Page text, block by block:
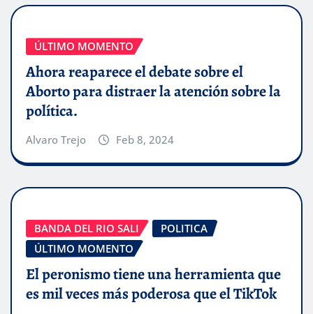
ÚLTIMO MOMENTO
Ahora reaparece el debate sobre el
Aborto para distraer la atención sobre la
política.
Alvaro Trejo Feb 8, 2024
BANDA DEL RIO SALI
POLITICA
ÚLTIMO MOMENTO
El peronismo tiene una herramienta que
es mil veces más poderosa que el TikTok